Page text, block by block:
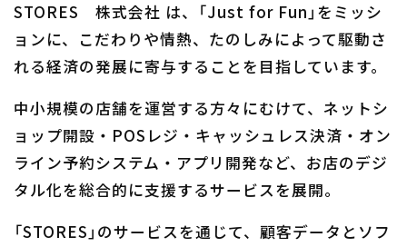
STORES 株式会社 は、「Just for Fun」をミッシ
ョンに、こだわりや情熱、たのしみによって駆動さ
れる経済の発展に寄与することを目指しています。
中小規模の店舗を運営する方々にむけて、ネットシ
ョップ開設・POSレジ・キャッシュレス決済・オン
ライン予約システム・アプリ開発など、お店のデジ
タル化を総合的に支援するサービスを展開。
「STORES」のサービスを通じて、顧客データとソフ